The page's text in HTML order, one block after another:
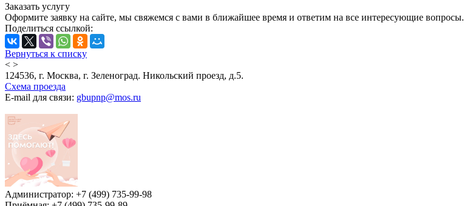
Заказать услугу
Оформите заявку на сайте, мы свяжемся с вами в ближайшее время и ответим на все интересующие вопросы.
Поделиться ссылкой:
Вернуться к списку
< >
124536, г. Москва, г. Зеленоград. Никольский проезд, д.5.
Схема проезда
E-mail для связи: gbupnp@mos.ru
Администратор: +7 (499) 735-99-98